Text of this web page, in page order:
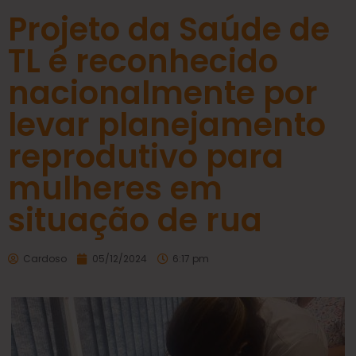
Projeto da Saúde de
TL é reconhecido
nacionalmente por
levar planejamento
reprodutivo para
mulheres em
situação de rua
Cardoso 05/12/2024 6:17 pm